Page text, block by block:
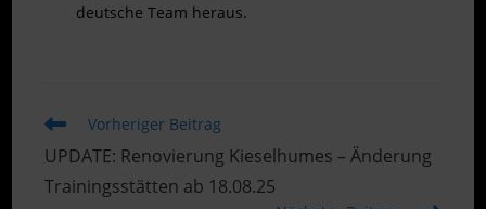
deutsche Team heraus.
Weitere
ansehen
Vorheriger Beitrag
UPDATE: Renovierung Kieselhumes – Änderung
Trainingsstätten ab 18.08.25